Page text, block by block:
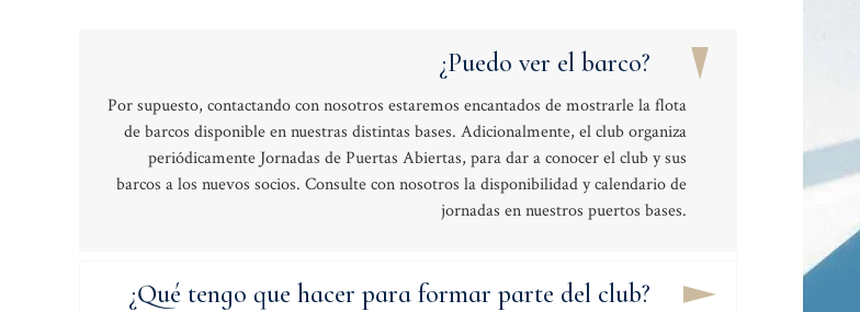
¿Puedo ver el barco?
Por supuesto, contactando con nosotros estaremos encantados de mostrarle la flota
de barcos disponible en nuestras distintas bases. Adicionalmente, el club organiza
periódicamente Jornadas de Puertas Abiertas, para dar a conocer el club y sus
barcos a los nuevos socios. Consulte con nosotros la disponibilidad y calendario de
jornadas en nuestros puertos bases.
¿Qué tengo que hacer para formar parte del club?